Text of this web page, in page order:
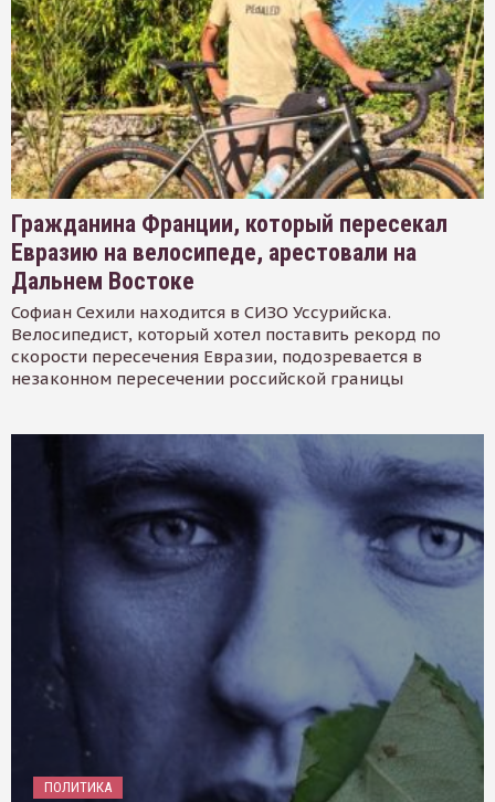
Гражданина Франции, который пересекал
Евразию на велосипеде, арестовали на
Дальнем Востоке
Софиан Сехили находится в СИЗО Уссурийска.
Велосипедист, который хотел поставить рекорд по
скорости пересечения Евразии, подозревается в
незаконном пересечении российской границы
ПОЛИТИКА